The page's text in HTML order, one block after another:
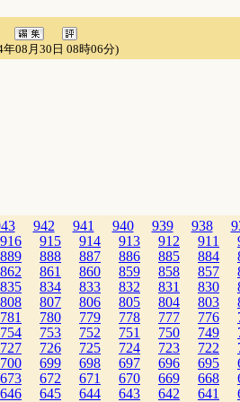
年08月30日 08時06分)
942 941 940 939 938
916 915 914 913 912 911
889 888 887 886 885 884
862 861 860 859 858 857
835 834 833 832 831 830
808 807 806 805 804 803
781 780 779 778 777 776
754 753 752 751 750 749
727 726 725 724 723 722
700 699 698 697 696 695
673 672 671 670 669 668
646 645 644 643 642 641